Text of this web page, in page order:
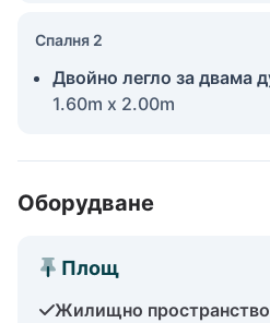
Спалня 2
Двойно легло за двама
1.60m x 2.00m
Оборудване
Площ
Жилищно пространство